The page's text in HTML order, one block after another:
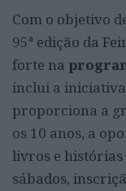
Com o objetivo
95ª edição da
forte na
inclui a
proporciona a
os 10 anos, a
livros e histórias
sábados,